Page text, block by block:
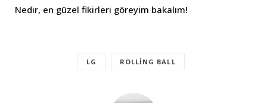
Nedir, en güzel fikirleri göreyim bakalım!
LG ROLLING BALL